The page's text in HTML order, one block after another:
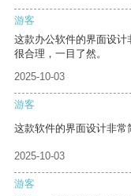
游客
这款办公软件的界面设
很合理，一目了然。
2025-10-03
游客
这款软件的界面设计非常
2025-10-03
游客